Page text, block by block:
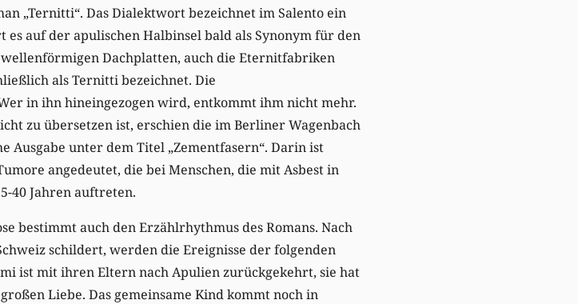
„Ternitti“. Das Dialektwort bezeichnet im Salento ein
auf der apulischen Halbinsel bald als Synonym für den
Dachplatten, auch die Eternitfabriken
als Ternitti bezeichnet. Die
in ihn hineingezogen wird, entkommt ihm nicht mehr.
zu übersetzen ist, erschien die im Berliner Wagenbach
Ausgabe unter dem Titel „Zementfasern“. Darin ist
angedeutet, die bei Menschen, die mit Asbest in
40 Jahren auftreten.
bestimmt auch den Erzählrhythmus des Romans. Nach
schildert, werden die Ereignisse der folgenden
ist mit ihren Eltern nach Apulien zurückgekehrt, sie hat
Liebe. Das gemeinsame Kind kommt noch in